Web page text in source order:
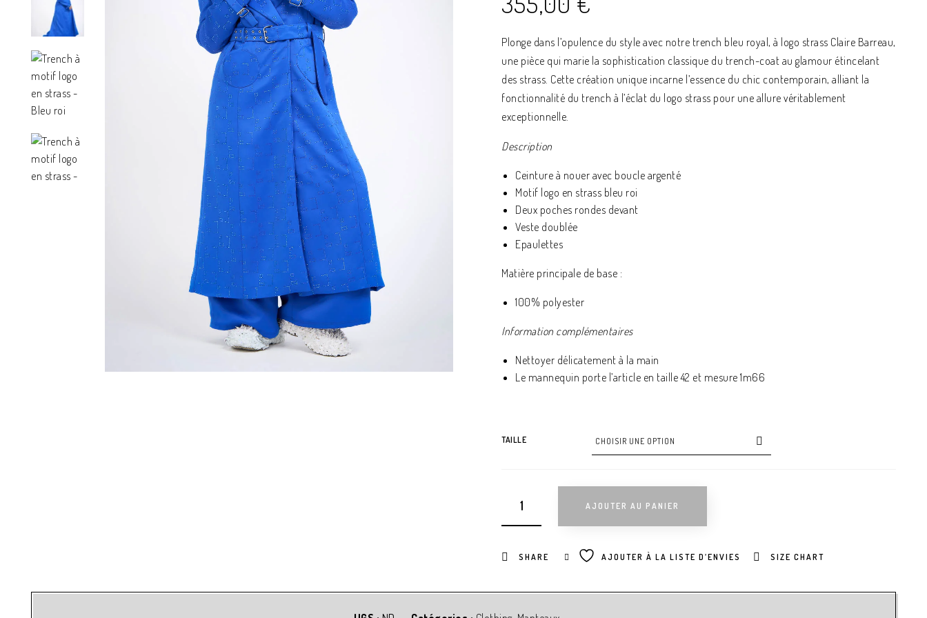
Plonge dans l’opulence du style avec notre trench bleu royal, à logo strass Claire Barreau,
une pièce qui marie la sophistication classique du trench-coat au glamour étincelant
des strass. Cette création unique incarne l’essence du chic contemporain, alliant la
fonctionnalité du trench à l’éclat du logo strass pour une allure véritablement
exceptionnelle.
Description
Ceinture à nouer avec boucle argenté
Motif logo en strass bleu roi
Deux poches rondes devant
Veste doublée
Epaulettes
Matière principale de base :
100% polyester
Information complémentaires
Nettoyer délicatement à la main
Le mannequin porte l’article en taille 42 et mesure 1m66
TAILLE
AJOUTER AU PANIER
SHARE AJOUTER À LA LISTE D’ENVIES SIZE CHART